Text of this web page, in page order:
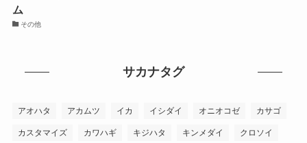
ム
その他
サカナタグ
アオハタ アカムツ イカ イシダイ オニオコゼ カサゴ
カスタマイズ カワハギ キジハタ キンメダイ クロソイ